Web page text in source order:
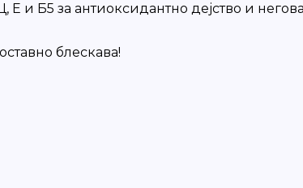
и Б5 за антиоксидантно дејство и
блескава!